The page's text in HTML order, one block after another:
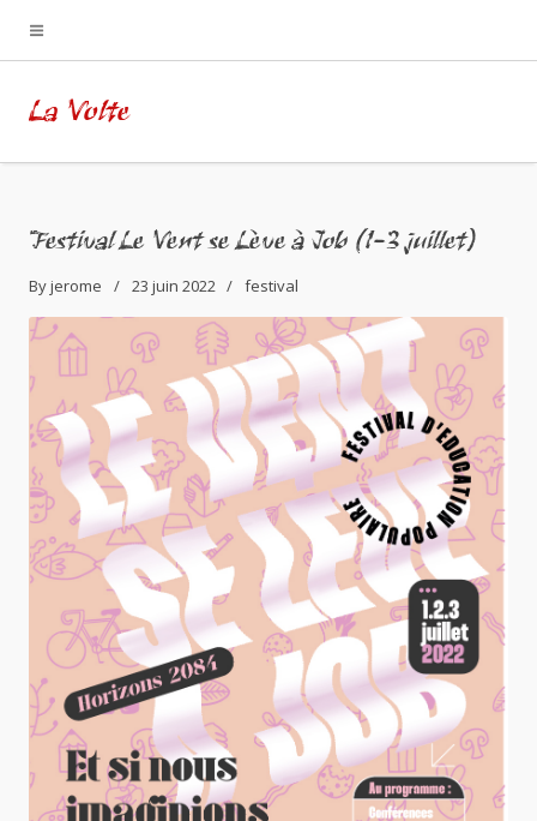
La Volte
Festival Le Vent se Lève à Job (1-3 juillet)
Byjerome 23 juin 2022 festival